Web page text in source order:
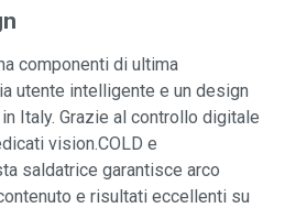
componenti di ultima
utente intelligente e un design
Italy. Grazie al controllo digitale
vision.COLD e
saldatrice garantisce arco
e risultati eccellenti su